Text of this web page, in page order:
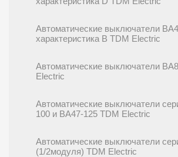
Автоматические выключатели
характеристика В TDM Electric
Автоматические выключатели
Electric
Автоматические выключатели
100 и ВА47-125 TDM Electric
Автоматические выключатели
(1/2модуля) TDM Electric